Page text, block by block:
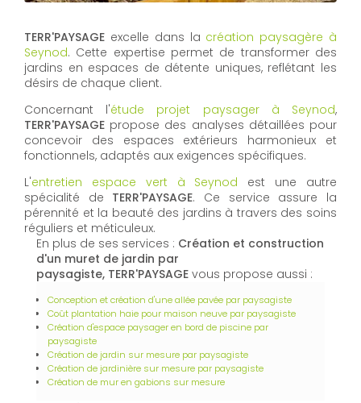
TERR'PAYSAGE excelle dans la création paysagère à
Seynod. Cette expertise permet de transformer des
jardins en espaces de détente uniques, reflétant les
désirs de chaque client.
Concernant l'étude projet paysager à Seynod,
TERR'PAYSAGE propose des analyses détaillées pour
concevoir des espaces extérieurs harmonieux et
fonctionnels, adaptés aux exigences spécifiques.
L'entretien espace vert à Seynod est une autre
spécialité de TERR'PAYSAGE. Ce service assure la
pérennité et la beauté des jardins à travers des soins
réguliers et méticuleux.
En plus de ses services : Création et construction
d'un muret de jardin par
paysagiste, TERR'PAYSAGE vous propose aussi :
Conception et création d'une allée pavée par paysagiste
Coût plantation haie pour maison neuve par paysagiste
Création d'espace paysager en bord de piscine par
paysagiste
Création de jardin sur mesure par paysagiste
Création de jardinière sur mesure par paysagiste
Création de mur en gabions sur mesure